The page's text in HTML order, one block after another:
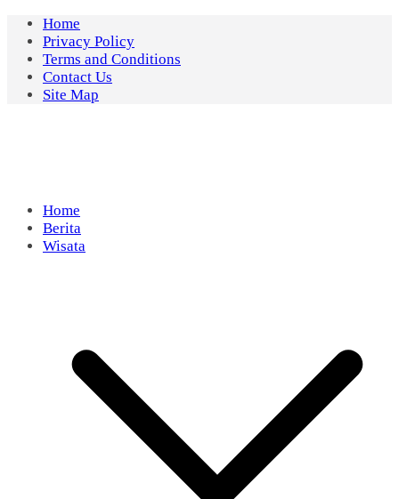
Skip
content
Home
Privacy Policy
Terms and Conditions
Contact Us
Site Map
Home
Berita
Wisata